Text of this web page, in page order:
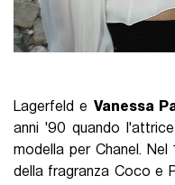
Lagerfeld e Vanessa
anni '90 quando
modella per Chanel. Nel
della fragranza Coco e